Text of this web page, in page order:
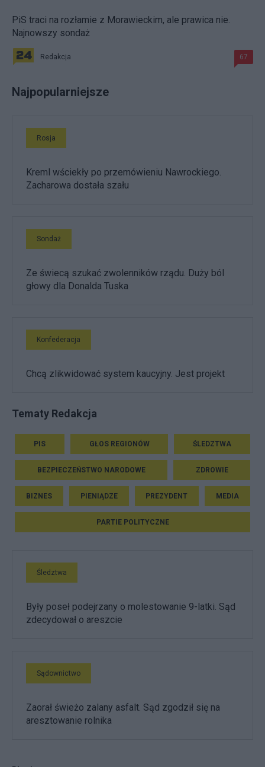
PiS traci na rozłamie z Morawieckim, ale prawica nie.
Najnowszy sondaż
Redakcja 67
Najpopularniejsze
Rosja
Kreml wściekły po przemówieniu Nawrockiego.
Zacharowa dostała szału
Sondaż
Ze świecą szukać zwolenników rządu. Duży ból
głowy dla Donalda Tuska
Konfederacja
Chcą zlikwidować system kaucyjny. Jest projekt
Tematy Redakcja
PIS GŁOS REGIONÓW ŚLEDZTWA
BEZPIECZEŃSTWO NARODOWE ZDROWIE
BIZNES PIENIĄDZE PREZYDENT MEDIA
PARTIE POLITYCZNE
Śledztwa
Były poseł podejrzany o molestowanie 9-latki. Sąd
zdecydował o areszcie
Sądownictwo
Zaorał świeżo zalany asfalt. Sąd zgodził się na
aresztowanie rolnika